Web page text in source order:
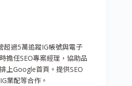
超過5萬追蹤IG帳號與電子
擔任SEO專案經理，協助品
上Google首頁。提供SEO
業配等合作。